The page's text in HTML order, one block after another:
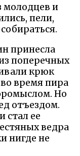
молодцев и
пели,
принесла
поперечных
крюк
время пира
Но
отъездом.
стал ее
ведра
нигде не